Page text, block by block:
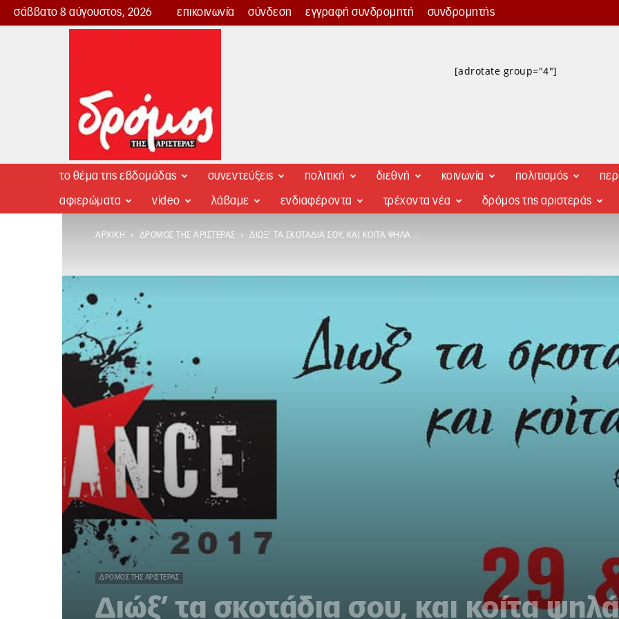
σάββατο 8 αύγουστος, 2026 επικοινωνία σύνδεση εγγραφή συνδρομητή συνδρομητής
Δρόμος
[adrotate group="4"]
το θέμα της εβδομάδας συνεντεύξεις πολιτική διεθνή κοινωνία πολιτισμός
αφιερώματα video λάβαμε ενδιαφέροντα τρέχοντα νέα δρόμος της αριστεράς
ΑΡΧΙΚΉ ΔΡΌΜΟΣ ΤΗΣ ΑΡΙΣΤΕΡΆΣ ΔΙΏΞ’ ΤΑ ΣΚΟΤΆΔΙΑ ΣΟΥ, ΚΑΙ ΚΟΊΤΑ ΨΗΛΆ…
ΔΡΌΜΟΣ ΤΗΣ ΑΡΙΣΤΕΡΆΣ
Διώξ’ τα σκοτάδια σου, και κοίτα